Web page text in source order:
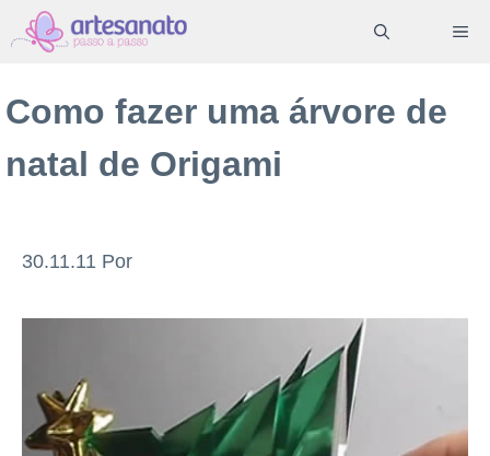
Pular
para
conteúdo
Como fazer uma árvore de
natal de Origami
30.11.11 Por